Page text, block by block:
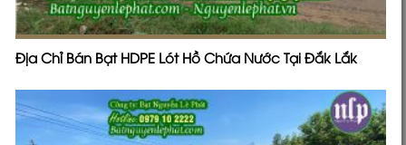
Địa Chỉ Bán Bạt HDPE Lót Hồ Chứa Nước Tại Đắk Lắk